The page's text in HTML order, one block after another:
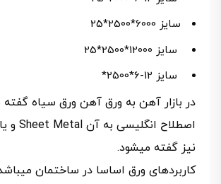
سایز 6000*2500*25
سایز 12000*2500*25
سایز 12-6*2500*
در بازار آهن به ورق آهن ورق سیاه گفته
نیز گفته میشود.
کاربردهای ورق اساسا در ساختمان